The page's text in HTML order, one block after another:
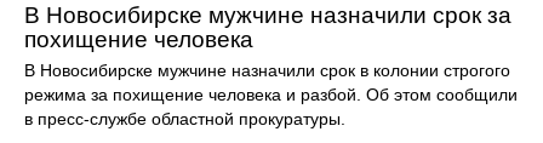
В Новосибирске мужчине назначили срок за
похищение человека
В Новосибирске мужчине назначили срок в колонии строгого
режима за похищение человека и разбой. Об этом сообщили
в пресс-службе областной прокуратуры.